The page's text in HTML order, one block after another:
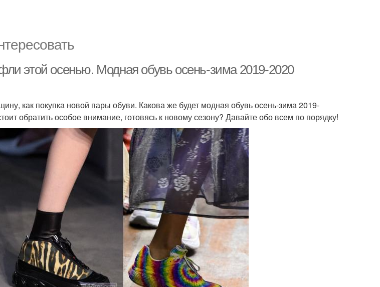
этой осенью. Модная обувь осень-зима 2019-2020
как покупка новой пары обуви. Какова же будет модная обувь осень-зима 2019-
обратить особое внимание, готовясь к новому сезону? Давайте обо всем по порядку!